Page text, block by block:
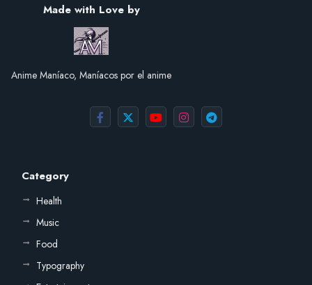
Made with Love by
Anime Maníaco, Maníacos por el anime
Category
Health
Music
Food
Typography